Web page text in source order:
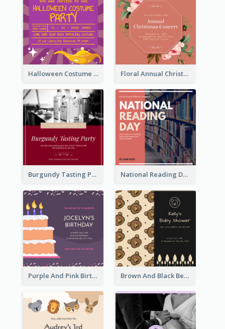
Halloween Costume Party Invitation Floral Annual Christmas Concert Invitation
Burgundy Tasting Party Invitation National Reading Day Invitation
Purple And Pink Birthday Cake Illustration Party Invitation Brown And Black Bear Cartoon Baby Shower Invitation